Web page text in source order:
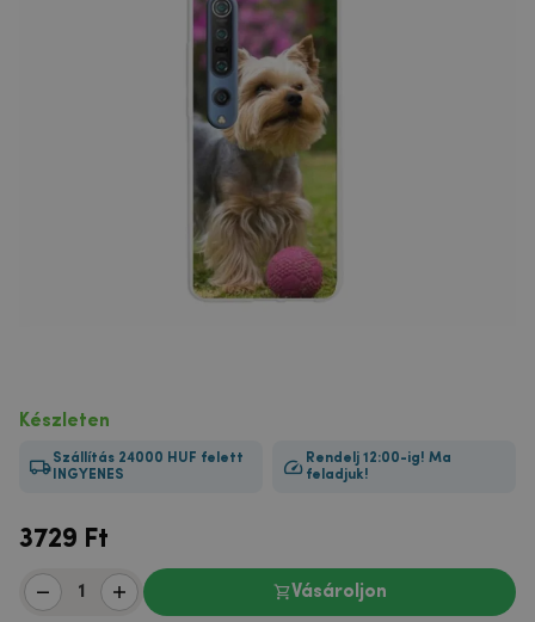
Készleten
Szállítás 24000 HUF felett
INGYENES
Rendelj 12:00-ig! Ma
feladjuk!
3729 Ft
Vásároljon